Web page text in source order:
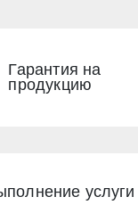
Гарантия на
продукцию